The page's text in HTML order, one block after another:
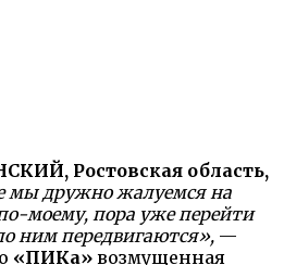
Ростовская область,
мы дружно жалуемся на
моему, пора уже перейти
ним передвигаются», —
«ПИКа» возмущенная